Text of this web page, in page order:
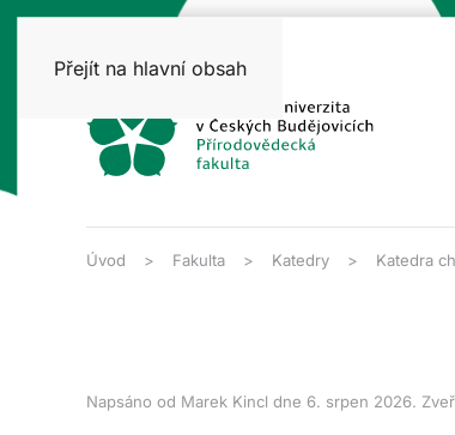
Přejít na hlavní obsah
Úvod Fakulta Katedry Katedra
Napsáno od Marek Kincl dne 6. srpen 2026.